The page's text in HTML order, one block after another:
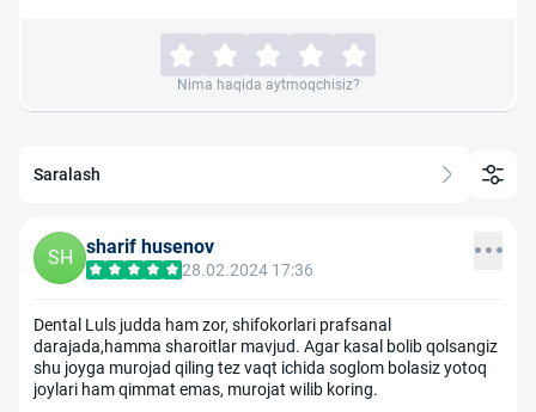
Nima haqida aytmoqchisiz?
Saralash
SH sharif husenov
28.02.2024 17:36
Dental Luls judda ham zor, shifokorlari prafsanal
darajada,hamma sharoitlar mavjud. Agar kasal bolib qolsangiz
shu joyga murojad qiling tez vaqt ichida soglom bolasiz yotoq
joylari ham qimmat emas, murojat wilib koring.